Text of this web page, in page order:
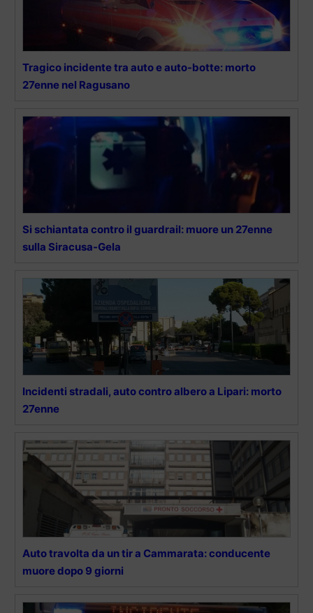
Tragico incidente tra auto e auto-botte: morto
27enne nel Ragusano
Si schiantata contro il guardrail: muore un 27enne
sulla Siracusa-Gela
Incidenti stradali, auto contro albero a Lipari: morto
27enne
Auto travolta da un tir a Cammarata: conducente
muore dopo 9 giorni